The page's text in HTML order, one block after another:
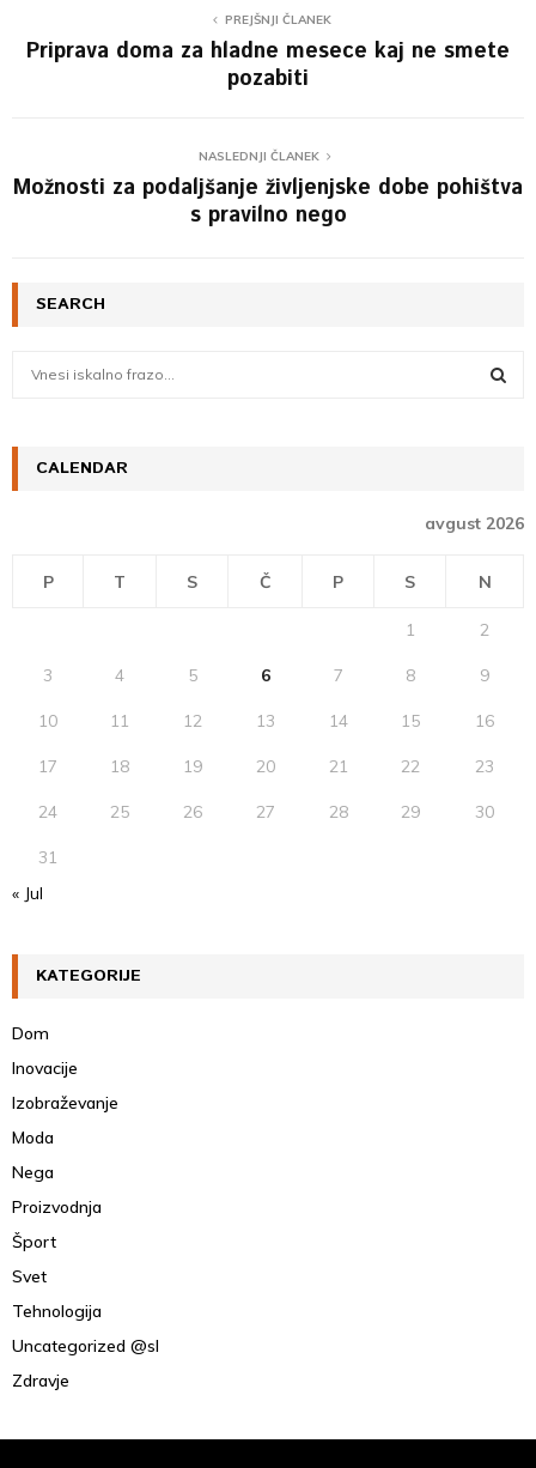
PREJŠNJI ČLANEK
Priprava doma za hladne mesece kaj ne smete
pozabiti
NASLEDNJI ČLANEK
Možnosti za podaljšanje življenjske dobe pohištva
s pravilno nego
SEARCH
h
A
CALENDAR
avgust 2026
P T S Č P S N
1 2
3 4 5 6 7 8 9
10 11 12 13 14 15 16
17 18 19 20 21 22 23
24 25 26 27 28 29 30
31
« Jul
KATEGORIJE
Dom
Inovacije
Izobraževanje
Moda
Nega
Proizvodnja
Šport
Svet
Tehnologija
Uncategorized @sl
Zdravje